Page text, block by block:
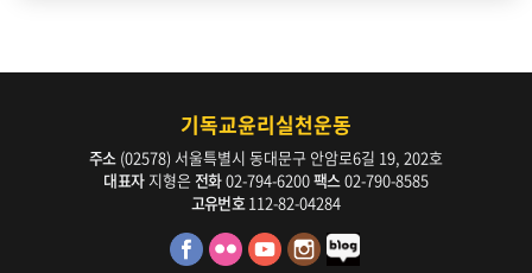
기독교윤리실천운동
주소 (02578) 서울특별시 동대문구 안암로6길 19, 202호
대표자지형은 전화02-794-6200팩스 02-790-8585
고유번호 112-82-04284